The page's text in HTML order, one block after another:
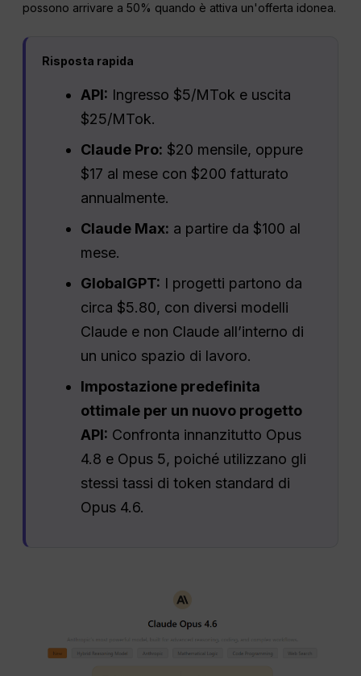
possono arrivare a 50% quando è attiva un'offerta idonea.
Risposta rapida
API: Ingresso $5/MTok e uscita
$25/MTok.
Claude Pro: $20 mensile, oppure
$17 al mese con $200 fatturato
annualmente.
Claude Max: a partire da $100 al
mese.
GlobalGPT: I progetti partono da
circa $5.80, con diversi modelli
Claude e non Claude all’interno di
un unico spazio di lavoro.
Impostazione predefinita
ottimale per un nuovo progetto
API: Confronta innanzitutto Opus
4.8 e Opus 5, poiché utilizzano gli
stessi tassi di token standard di
Opus 4.6.